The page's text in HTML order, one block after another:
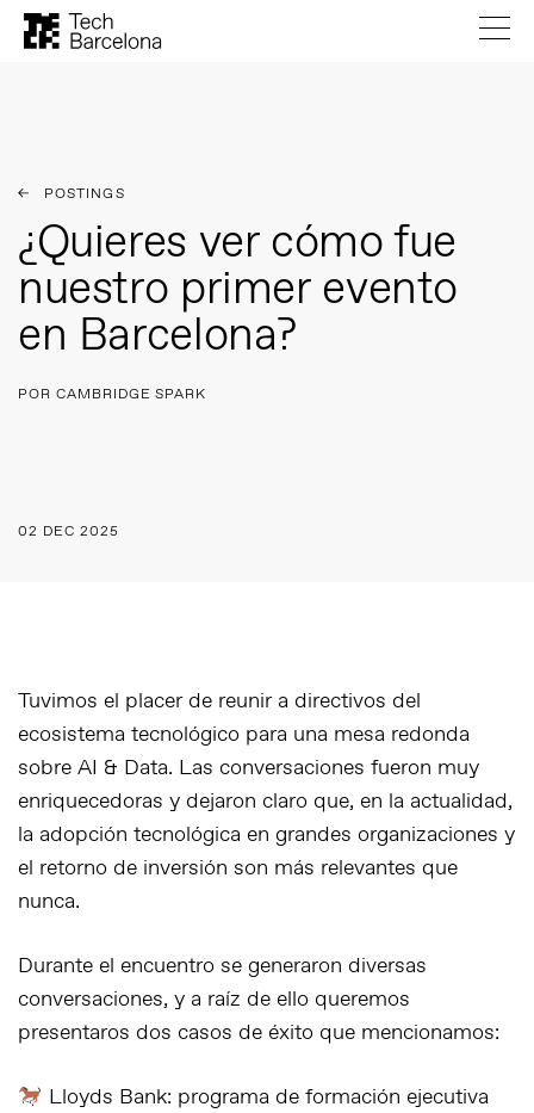
POSTINGS
¿Quieres ver cómo fue
nuestro primer evento
en Barcelona?
POR CAMBRIDGE SPARK
02 DEC 2025
Tuvimos el placer de reunir a directivos del
ecosistema tecnológico para una mesa redonda
sobre AI & Data. Las conversaciones fueron muy
enriquecedoras y dejaron claro que, en la actualidad,
la adopción tecnológica en grandes organizaciones y
el retorno de inversión son más relevantes que
nunca.
Durante el encuentro se generaron diversas
conversaciones, y a raíz de ello queremos
presentaros dos casos de éxito que mencionamos:
Lloyds Bank: programa de formación ejecutiva